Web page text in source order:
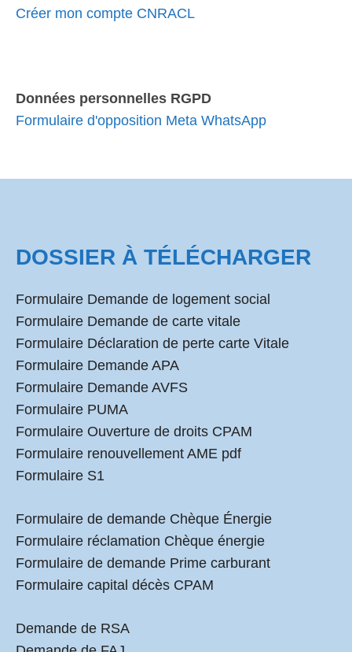
Créer mon compte CNRACL
Données personnelles RGPD
Formulaire d'opposition Meta WhatsApp
DOSSIER À TÉLÉCHARGER
Formulaire Demande de logement social
Formulaire Demande de carte vitale
Formulaire Déclaration de perte carte Vitale
Formulaire Demande APA
Formulaire Demande AVFS
Formulaire PUMA
Formulaire Ouverture de droits CPAM
Formulaire renouvellement AME pdf
Formulaire S1
Formulaire de demande Chèque Énergie
Formulaire réclamation Chèque énergie
Formulaire de demande Prime carburant
Formulaire capital décès CPAM
Demande de RSA